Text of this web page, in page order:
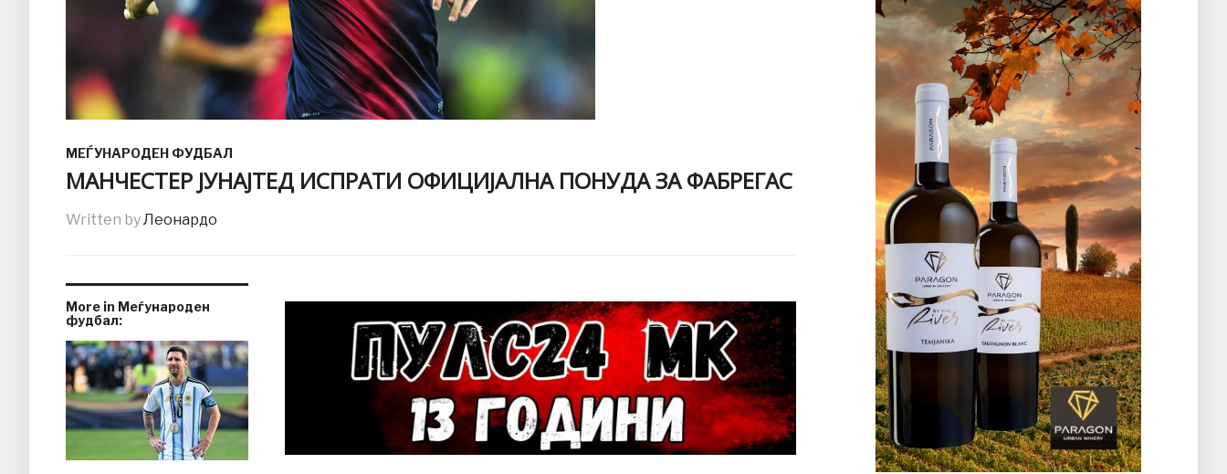
МЕЃУНАРОДЕН ФУДБАЛ
МАНЧЕСТЕР ЈУНАЈТЕД ИСПРАТИ ОФИЦИЈАЛНА ПОНУДА ЗА ФАБРЕГАС
Written byЛеонардо
More in Меѓународен
фудбал: